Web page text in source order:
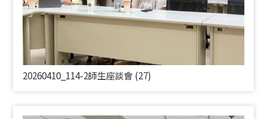
20260410_114-2師生座談會 (27)